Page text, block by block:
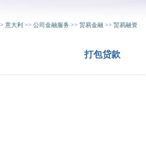
意大利 >> 公司金融服务 >> 贸易金融 >> 贸易融资
打包贷款